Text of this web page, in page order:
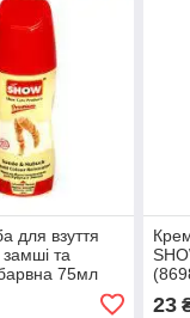
для взуття
та
75мл
23